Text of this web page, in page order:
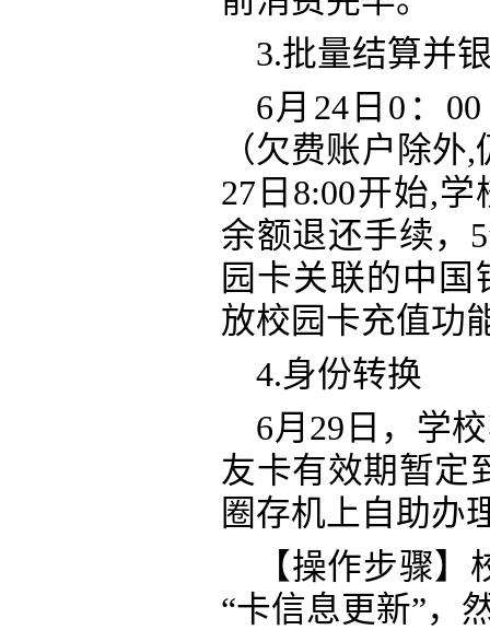
3.批量结算并
6月24日0：
（欠费账户除
27日8:00开始,
余额退还手续，
园卡关联的中
放校园卡充值功
4.身份转换
6月29日，学
友卡有效期暂定
圈存机上自助办
【操作步骤
“卡信息更新”，